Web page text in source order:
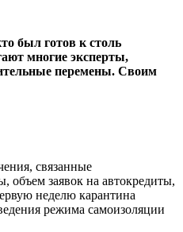
был готов к столь
многие эксперты,
перемены. Своим
связанные
объем заявок на автокредиты,
неделю карантина
режима самоизоляции